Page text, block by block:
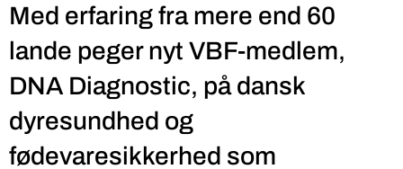
Med erfaring fra mere end 60
lande peger nyt VBF-medlem,
DNA Diagnostic, på dansk
dyresundhed og
fødevaresikkerhed som